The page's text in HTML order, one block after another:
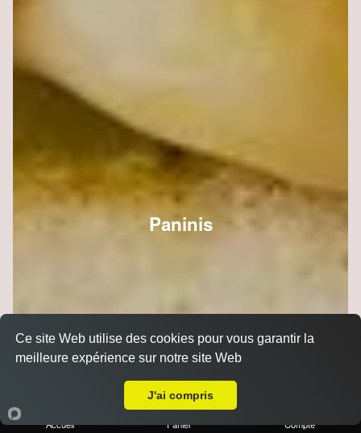
Paninis
Accueil Panier Compte
Ce site Web utilise des cookies pour vous garantir la
meilleure expérience sur notre site Web
J'ai compris